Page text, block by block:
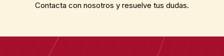
Contacta con nosotros y resuelve tus dudas.